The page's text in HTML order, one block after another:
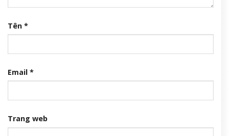
Tên *
Email *
Trang web